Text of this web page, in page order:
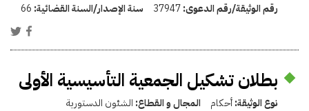
رقم الوثيقة/رقم الدعوى:37947 سنة الإصدار/السنة القضائية: 66
بطلان تشكيل الجمعية التأسيسية الأولى
نوع الوثيقة:أحكام المجال و القطاع: الشئون الدستورية